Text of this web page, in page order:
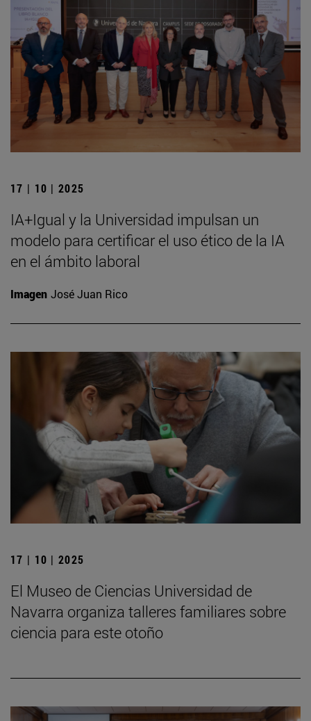
17 | 10 | 2025
IA+Igual y la Universidad impulsan un
modelo para certificar el uso ético de la IA
en el ámbito laboral
Imagen José Juan Rico
17 | 10 | 2025
El Museo de Ciencias Universidad de
Navarra organiza talleres familiares sobre
ciencia para este otoño